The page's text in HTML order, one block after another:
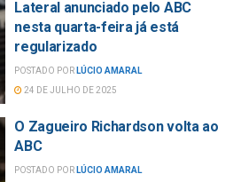
Lateral anunciado pelo ABC
nesta quarta-feira já está
regularizado
POSTADO POR LÚCIO AMARAL
24 DE JULHO DE 2025
O Zagueiro Richardson volta ao
ABC
POSTADO POR LÚCIO AMARAL